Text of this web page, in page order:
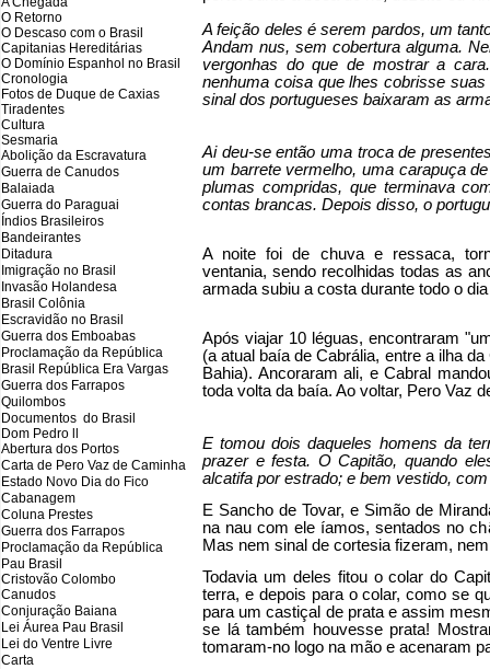
O Retorno
O Descaso com o Brasil
Capitanias Hereditárias
O Domínio Espanhol no Brasil
Cronologia
Fotos de Duque de Caxias
Tiradentes
Cultura
Sesmaria
Abolição da Escravatura
Guerra de Canudos
Balaiada
Guerra do Paraguai
Índios Brasileiros
Bandeirantes
Ditadura
Imigração no Brasil
Invasão Holandesa
Brasil Colônia
Escravidão no Brasil
Guerra dos Emboabas
Proclamação da República
Brasil República Era Vargas
Guerra dos Farrapos
Quilombos
Documentos do Brasil
Dom Pedro ll
Abertura dos Portos
Carta de Pero Vaz de Caminha
Estado Novo Dia do Fico
Cabanagem
Coluna Prestes
Guerra dos Farrapos
Proclamação da República
Pau Brasil
Cristovão Colombo
Canudos
Conjuração Baiana
Lei Áurea Pau Brasil
Lei do Ventre Livre
Carta
A feição deles é serem pardos, um
Andam nus, sem cobertura alguma.
vergonhas do que de mostrar a
nenhuma coisa que lhes cobrisse
sinal dos portugueses baixaram as
Ai deu-se então uma troca de
um barrete vermelho, uma carapuça
plumas compridas, que terminava
contas brancas. Depois disso, o
A noite foi de chuva e ressaca,
ventania, sendo recolhidas todas as
armada subiu a costa durante todo o
Após viajar 10 léguas, encontraram
(a atual baía de Cabrália, entre a ilha
Bahia). Ancoraram ali, e Cabral
toda volta da baía. Ao voltar, Pero Vaz
E tomou dois daqueles homens da
prazer e festa. O Capitão, quando
alcatifa por estrado; e bem vestido,
E Sancho de Tovar, e Simão de
na nau com ele íamos, sentados no
Mas nem sinal de cortesia fizeram,
Todavia um deles fitou o colar do
terra, e depois para o colar, como se
para um castiçal de prata e assim
se lá também houvesse prata!
tomaram-no logo na mão e acenaram